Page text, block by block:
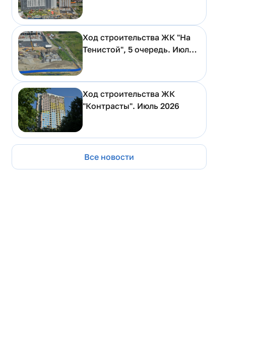
Ход строительства ЖК "На
Тенистой", 5 очередь. Июль
Ход строительства ЖК
"Контрасты". Июль 2026
Все новости